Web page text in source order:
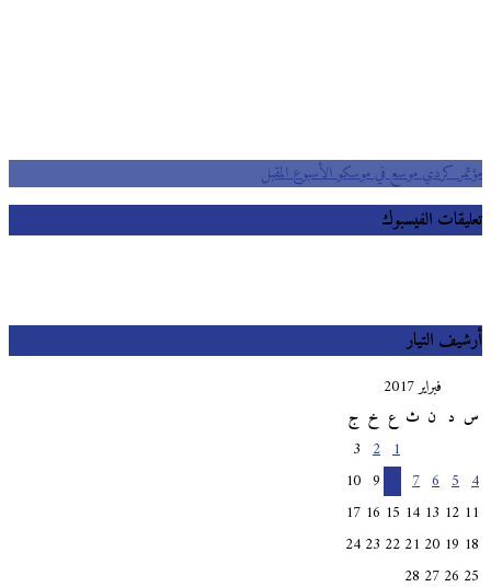
مؤتمر كردي موسع في موسكو الأسبوع المقبل
تعليقات الفيسبوك
أرشيف التيار
فبراير 2017
س
ث خ ج
10
11
12
13
14
15
16
17
18
19
20
21
22
23
24
25
26
27
28